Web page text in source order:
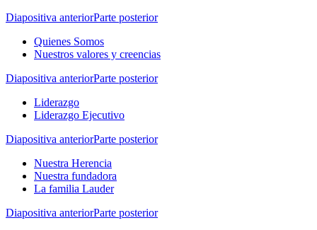
Diapositiva anteriorParte posterior
Quienes Somos
Nuestros valores y creencias
Diapositiva anteriorParte posterior
Liderazgo
Liderazgo Ejecutivo
Diapositiva anteriorParte posterior
Nuestra Herencia
Nuestra fundadora
La familia Lauder
Diapositiva anteriorParte posterior